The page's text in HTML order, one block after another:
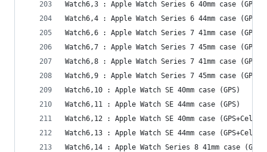
Watch6,3 : Apple Watch Series 6 40mm case
Watch6,4 : Apple Watch Series 6 44mm case
Watch6,6 : Apple Watch Series 7 41mm case (GPS)
Watch6,7 : Apple Watch Series 7 45mm case (GPS)
Watch6,8 : Apple Watch Series 7 41mm case
Watch6,9 : Apple Watch Series 7 45mm case
Watch6,10 : Apple Watch SE 40mm case (GPS)
Watch6,11 : Apple Watch SE 44mm case (GPS)
Watch6,12 : Apple Watch SE 40mm case
Watch6,13 : Apple Watch SE 44mm case
Watch6,14 : Apple Watch Series 8 41mm case (GPS)